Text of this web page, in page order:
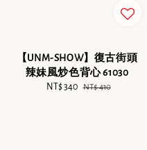
【UNM-SHOW】復古街頭
辣妹風炒色背心 61030
Sale
NT$ 340 Regular
NT$ 410